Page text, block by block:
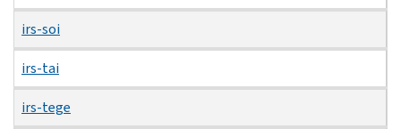
irs-soi
irs-tai
irs-tege